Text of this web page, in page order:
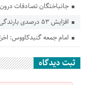
جانباختگان تصادفات درون‌شهری
افزایش ۵۳ درصدی بارندگی‌ها در گلستان
امام جمعه گنبدکاووس:
ثبت دیدگاه